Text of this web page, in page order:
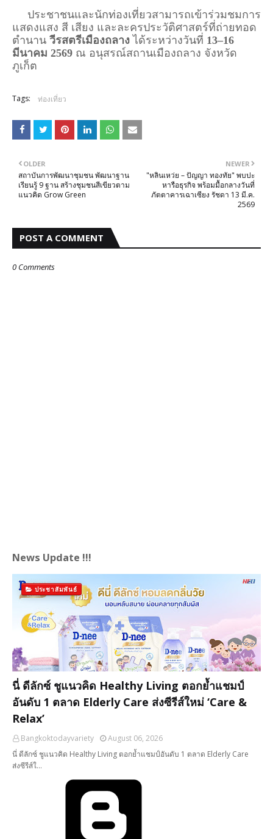
ประชาชนและนักท่องเที่ยวสามารถเข้าร่วมชมการ
แสดงแสง สี เสียง และละครประวัติศาสตร์ที่ถ่ายทอด
ตำนาน วีรสตรีเมืองถลาง ได้ระหว่างวันที่ 13–16
มีนาคม 2569 ณ อนุสรณ์สถานเมืองถลาง จังหวัด
ภูเก็ต
Tags: ท่องเที่ยว
NEWER
"หลินเหว่ย – ปัญญา ทองทัย" พบปะ
หารือธุรกิจ พร้อมมื้อกลางวันที่
ภัตตาคารเฉาเซียง รัชดา 13 มี.ค.
2569
OLDER
สถาบันการพัฒนาชุมชน พัฒนาฐาน
เรียนรู้ 9 ฐาน สร้างชุมชนสีเขียวตาม
แนวคิด Grow Green
POST A COMMENT
0 Comments
News Update !!!
ประชาสัมพันธ์
นี่ ดีลักซ์ ชูแนวคิด Healthy Living ตอกย้ำแชมป์
อันดับ 1 ตลาด Elderly Care ส่งซีรีส์ใหม่ ‘Care &
Relax’
Bangkoktodayvariety
August 06, 2026
นี่ ดีลักซ์ ชูแนวคิด Healthy Living ตอกย้ำแชมป์อันดับ 1 ตลาด Elderly Care
ส่งซีรีส์ใ…